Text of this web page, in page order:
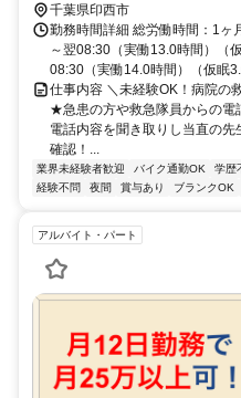
千葉県印西市
勤務時間詳細 総労働時間：1
～翌08:30（実働13.0時間）（
08:30（実働14.0時間）（仮眠
仕事内容 ＼未経験OK！病院の
★急患の方や救急隊員からの
電話内容を聞き取りし当直の
確認！...
業界未経験者歓迎 バイク通勤OK 学歴
経験不問
夜間 賞与あり ブランクOK
アルバイト・パート